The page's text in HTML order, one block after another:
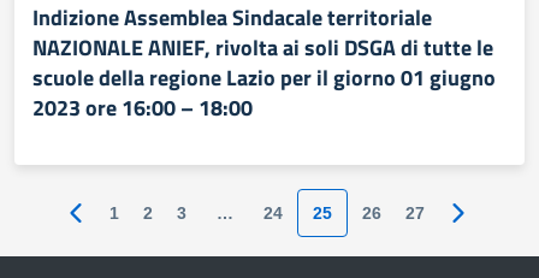
Indizione Assemblea Sindacale territoriale
NAZIONALE ANIEF, rivolta ai soli DSGA di tutte le
scuole della regione Lazio per il giorno 01 giugno
2023 ore 16:00 – 18:00
Pagina precedente
1 2 3 … 24 25 26 27 Pagina